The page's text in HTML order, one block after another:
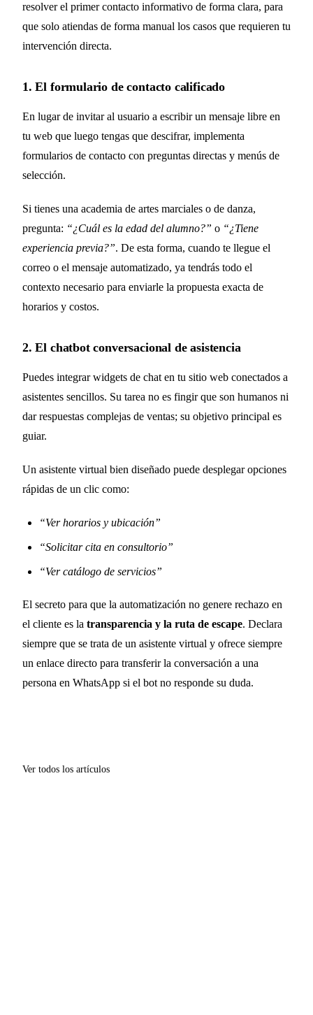
resolver el primer contacto informativo de forma clara, para
que solo atiendas de forma manual los casos que requieren tu
intervención directa.
1. El formulario de contacto calificado
En lugar de invitar al usuario a escribir un mensaje libre en
tu web que luego tengas que descifrar, implementa
formularios de contacto con preguntas directas y menús de
selección.
Si tienes una academia de artes marciales o de danza,
pregunta: “¿Cuál es la edad del alumno?” o “¿Tiene
experiencia previa?”. De esta forma, cuando te llegue el
correo o el mensaje automatizado, ya tendrás todo el
contexto necesario para enviarle la propuesta exacta de
horarios y costos.
2. El chatbot conversacional de asistencia
Puedes integrar widgets de chat en tu sitio web conectados a
asistentes sencillos. Su tarea no es fingir que son humanos ni
dar respuestas complejas de ventas; su objetivo principal es
guiar.
Un asistente virtual bien diseñado puede desplegar opciones
rápidas de un clic como:
“Ver horarios y ubicación”
“Solicitar cita en consultorio”
“Ver catálogo de servicios”
El secreto para que la automatización no genere rechazo en
el cliente es la transparencia y la ruta de escape. Declara
siempre que se trata de un asistente virtual y ofrece siempre
un enlace directo para transferir la conversación a una
persona en WhatsApp si el bot no responde su duda.
Ver todos los artículos